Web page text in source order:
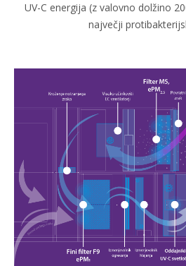
UV-C energija (z valovno dolžino
največji